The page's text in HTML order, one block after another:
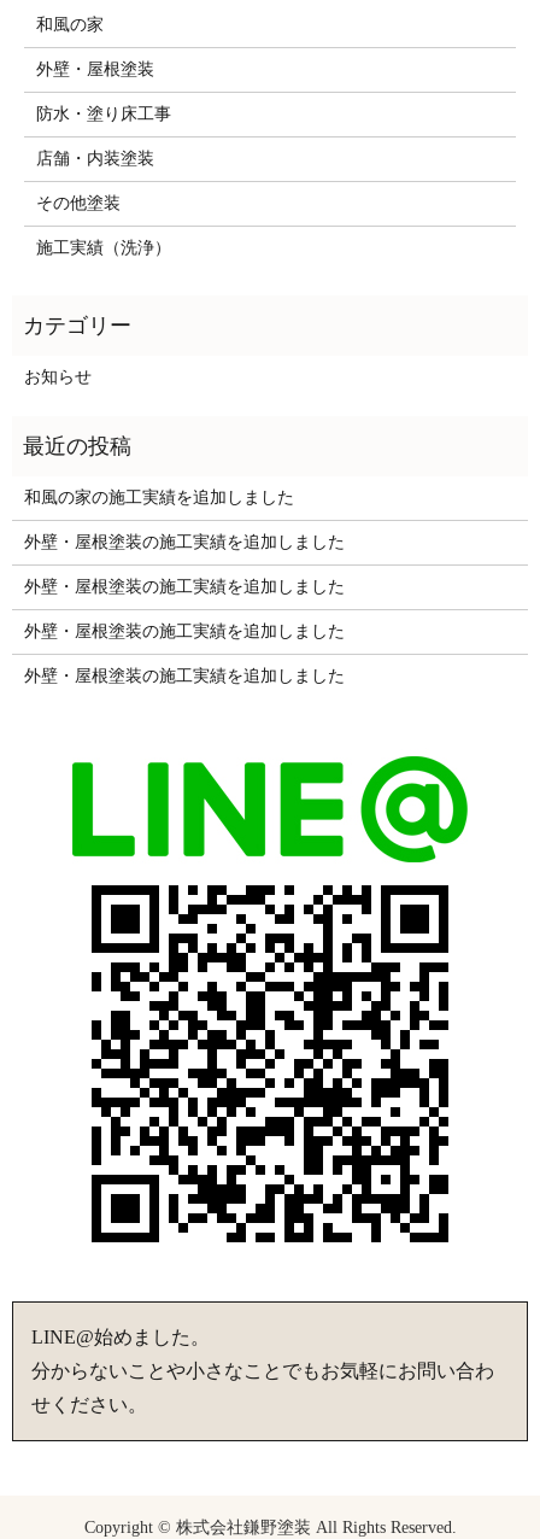
和風の家
外壁・屋根塗装
防水・塗り床工事
店舗・内装塗装
その他塗装
施工実績（洗浄）
お知らせ
和風の家の施工実績を追加しました
外壁・屋根塗装の施工実績を追加しました
外壁・屋根塗装の施工実績を追加しました
外壁・屋根塗装の施工実績を追加しました
外壁・屋根塗装の施工実績を追加しました
LINE@始めました。
分からないことや小さなことでもお気軽にお問い合わ
せください。
Copyright © 株式会社鎌野塗装 All Rights Reserved.